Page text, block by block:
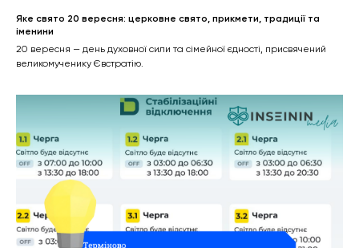
Яке свято 20 вересня: церковне свято, прикмети, традиції та
іменини
20 вересня — день духовної сили та сімейної єдності, присвячений
великомученику Євстратію.